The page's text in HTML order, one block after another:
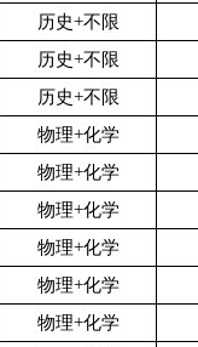
历史+不限
历史+不限
历史+不限
物理+化学
物理+化学
物理+化学
物理+化学
物理+化学
物理+化学